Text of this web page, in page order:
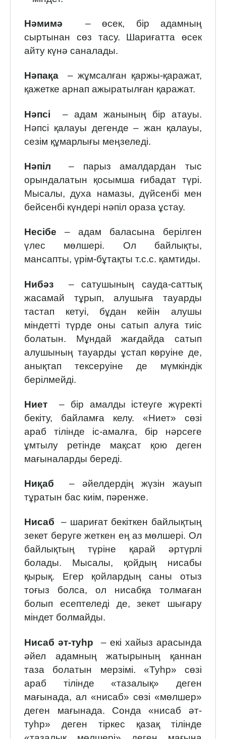
Нәмимә – өсек, бір адамның
сыртынан сөз тасу. Шариғатта өсек
айту күнә саналады.
Нәпақа – жұмсалған қаржы-қаражат,
қажетке арнап ажыратылған қаражат.
Нәпсі – адам жанының бір атауы.
Нәпсі қалауы дегенде – жан қалауы,
сезім құмарлығы меңзеледі.
Нәпіл – парыз амалдардан тыс
орындалатын қосымша ғибадат түрі.
Мысалы, духа намазы, дүйсенбі мен
бейсенбі күндері нәпіл ораза ұстау.
Несібе – адам баласына берілген
үлес мөлшері. Ол байлық­ты,
мансапты, үрім-бұтақты т.с.с. қамтиды.
Нибәз – сатушының сауда-саттық
жасамай тұрып, алушыға тауарды
тастап кетуі, бұдан кейін алушы
міндетті түрде оны сатып алуға тиіс
болатын. Мұндай жағдайда сатып
алушының тауарды ұстап көруіне де,
анықтап тексеруіне де мүмкіндік
берілмейді.
Ниет – бір амалды істеуге жүректі
бекіту, байламға келу. «Ниет» сөзі
араб тілінде іс-амалға, бір нәрсеге
ұмтылу ретінде мақсат қою деген
мағыналарды береді.
Ниқаб – әйелдердің жүзін жауып
тұратын бас киім, пәренже.
Нисаб – шариғат бекіткен байлықтың
зекет беруге жеткен ең аз мөлшері. Ол
байлықтың түріне қарай әртүрлі
болады. Мысалы, қойдың нисабы
қырық. Егер қойлардың саны отыз
тоғыз болса, ол нисабқа толмаған
болып есептеледі де, зекет шығару
міндет болмайды.
Нисаб әт-туһр – екі хайыз арасында
әйел адамның жатырының қаннан
таза болатын мерзімі. «Туһр» сөзі
араб тілінде «тазалық» деген
мағынада, ал «нисаб» сөзі «мөлшер»
деген мағынада. Сонда «нисаб әт-
туһр» деген тіркес қазақ тілінде